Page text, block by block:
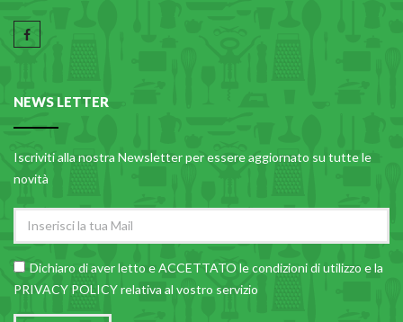
NEWS LETTER
Iscriviti alla nostra Newsletter per essere aggiornato su tutte le
novità
Dichiaro di aver letto e ACCETTATO lecondizioni di utilizzo e la
PRIVACY POLICY relativa al vostro servizio